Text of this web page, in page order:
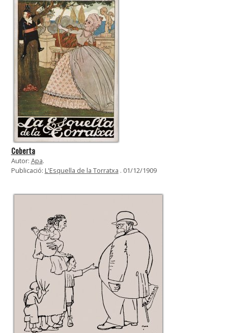
Coberta
Autor: Apa.
Publicació: L'Esquella de la Torratxa . 01/12/1909